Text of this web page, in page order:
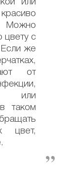
или
цвету с
же
от
или
таком
цвет,